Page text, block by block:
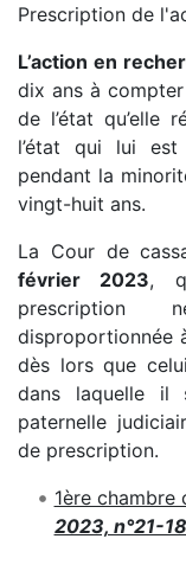
Prescription de
L’action en
dix ans à
de l’état qu’elle
l’état qui lui
pendant la
vingt-huit ans.
La Cour de
février 2023,
prescription
disproportionnée
dès lors que
dans laquelle il
paternelle
de prescription.
1ère
2023, n°21-